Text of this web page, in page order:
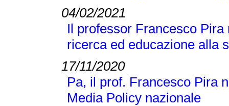
04/02/2021
Il professor Francesco
ricerca ed educazione alla
17/11/2020
Pa, il prof. Francesco Pira
Media Policy nazionale